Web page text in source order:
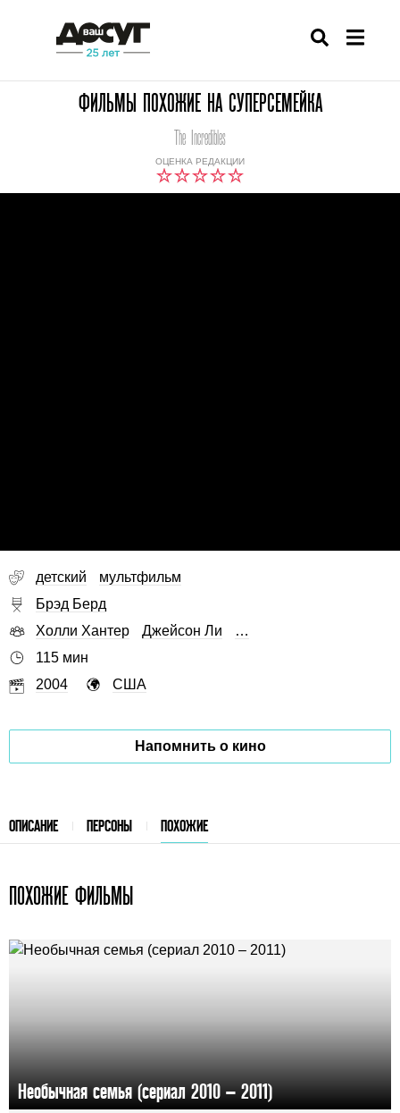
ФИЛЬМЫ ПОХОЖИЕ НА СУПЕРСЕМЕЙКА
ОЦЕНКА РЕДАКЦИИ
The Incredibles
детский
мультфильм
Брэд Берд
Холли Хантер
Джейсон Ли
…
115 мин
2004
США
Напомнить о кино
ОПИСАНИЕ ПЕРСОНЫ ПОХОЖИЕ
ПОХОЖИЕ ФИЛЬМЫ
Необычная семья (сериал 2010 – 2011)